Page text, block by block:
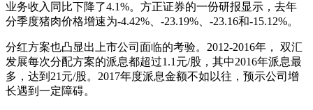
业务收入同比下降了4.1%。方正证券的一份研报显示，去年
分季度猪肉价格增速为-4.42%、-23.19%、-23.16和-15.12%。
分红方案也凸显出上市公司面临的考验。2012-2016年， 双汇
发展每次分配方案的派息都超过1.1元/股，其中2016年派息最
多，达到21元/股。2017年度派息金额不如以往，预示公司增
长遇到一定障碍。